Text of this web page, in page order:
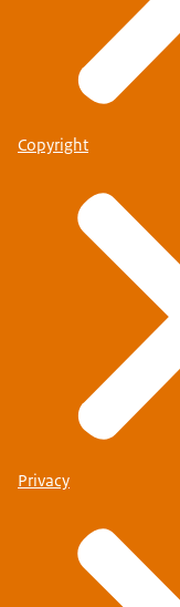
Copyright
Privacy